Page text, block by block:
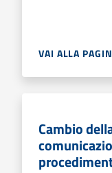
VAI ALLA
Cambio